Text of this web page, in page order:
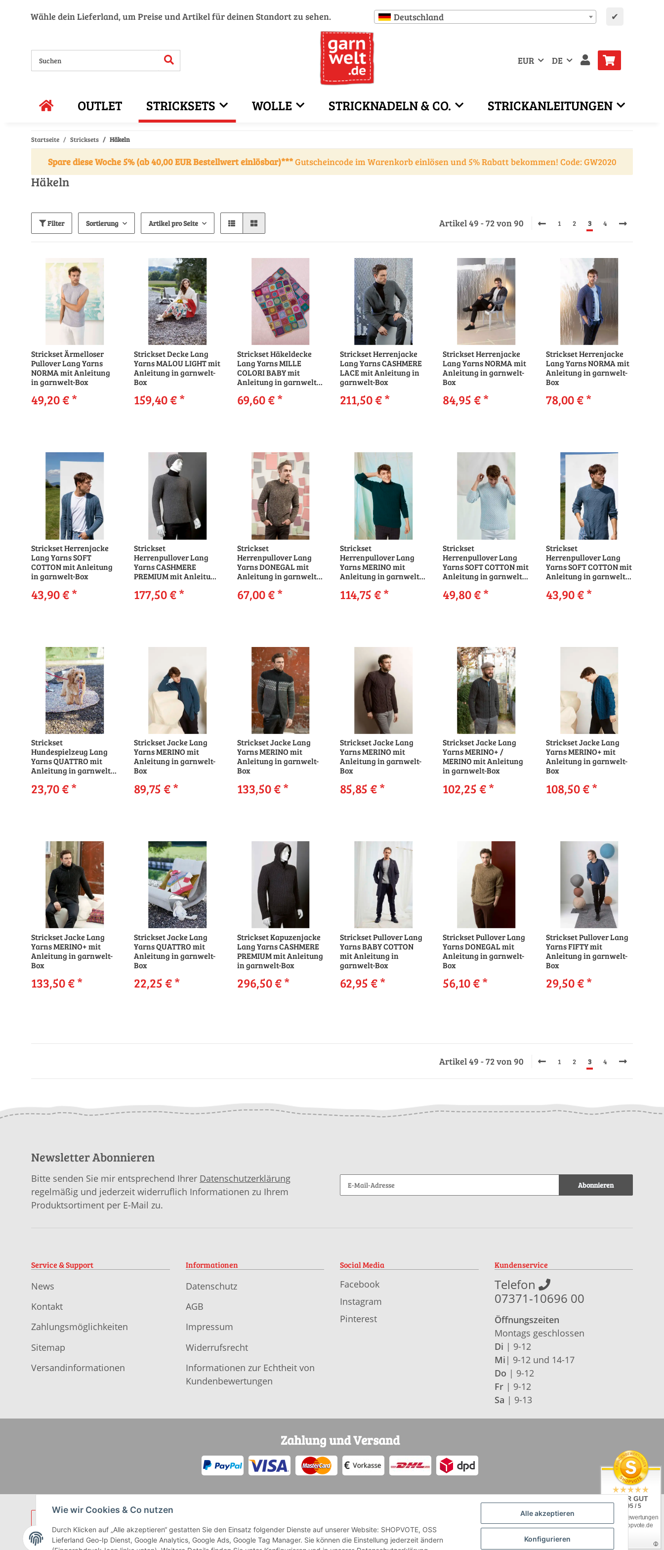
Wähle dein Lieferland, um Preise und Artikel für deinen Standort zu sehen. Deutschland ✔
EUR DE
OUTLET STRICKSETS WOLLE STRICKNADELN & CO. STRICKANLEITUNGEN
Startseite Stricksets Häkeln
Spare diese Woche 5% (ab 40,00 EUR Bestellwert einlösbar)***Gutscheincode im Warenkorb einlösen und 5% Rabatt bekommen! Code: GW2020
Häkeln
Filter Sortierung Artikel pro Seite Artikel 49 - 72 von 90 1 2 3 4
Strickset Ärmelloser
Pullover Lang Yarns
NORMA mit Anleitung
in garnwelt-Box
49,20 €*
Strickset Decke Lang
Yarns MALOU LIGHT mit
Anleitung in garnwelt-
Box
159,40 €*
Strickset Häkeldecke
Lang Yarns MILLE
COLORI BABY mit
Anleitung in garnwelt-
69,60 €*
Strickset Herrenjacke
Lang Yarns CASHMERE
LACE mit Anleitung in
garnwelt-Box
211,50 €*
Strickset Herrenjacke
Lang Yarns NORMA mit
Anleitung in garnwelt-
Box
84,95 €*
Strickset Herrenjacke
Lang Yarns NORMA mit
Anleitung in garnwelt-
Box
78,00 €*
Strickset Herrenjacke
Lang Yarns SOFT
COTTON mit Anleitung
in garnwelt-Box
43,90 €*
Strickset
Herrenpullover Lang
Yarns CASHMERE
PREMIUM mit Anleitung
177,50 €*
Strickset
Herrenpullover Lang
Yarns DONEGAL mit
Anleitung in garnwelt-
67,00 €*
Strickset
Herrenpullover Lang
Yarns MERINO mit
Anleitung in garnwelt-
114,75 €*
Strickset
Herrenpullover Lang
Yarns SOFT COTTON mit
Anleitung in garnwelt-
49,80 €*
Strickset
Herrenpullover Lang
Yarns SOFT COTTON mit
Anleitung in garnwelt-
43,90 €*
Strickset
Hundespielzeug Lang
Yarns QUATTRO mit
Anleitung in garnwelt-
23,70 €*
Strickset Jacke Lang
Yarns MERINO mit
Anleitung in garnwelt-
Box
89,75 €*
Strickset Jacke Lang
Yarns MERINO mit
Anleitung in garnwelt-
Box
133,50 €*
Strickset Jacke Lang
Yarns MERINO mit
Anleitung in garnwelt-
Box
85,85 €*
Strickset Jacke Lang
Yarns MERINO+ /
MERINO mit Anleitung
in garnwelt-Box
102,25 €*
Strickset Jacke Lang
Yarns MERINO+ mit
Anleitung in garnwelt-
Box
108,50 €*
Strickset Jacke Lang
Yarns MERINO+ mit
Anleitung in garnwelt-
Box
133,50 €*
Strickset Jacke Lang
Yarns QUATTRO mit
Anleitung in garnwelt-
Box
22,25 €*
Strickset Kapuzenjacke
Lang Yarns CASHMERE
PREMIUM mit Anleitung
in garnwelt-Box
296,50 €*
Strickset Pullover Lang
Yarns BABY COTTON
mit Anleitung in
garnwelt-Box
62,95 €*
Strickset Pullover Lang
Yarns DONEGAL mit
Anleitung in garnwelt-
Box
56,10 €*
Strickset Pullover Lang
Yarns FIFTY mit
Anleitung in garnwelt-
Box
29,50 €*
Artikel 49 - 72 von 90 1 2 3 4
Newsletter Abonnieren
Bitte senden Sie mir entsprechend Ihrer Datenschutzerklärung
regelmäßig und jederzeit widerruflich Informationen zu Ihrem
Produktsortiment per E-Mail zu.
Abonnieren
Service & Support
News
Kontakt
Zahlungsmöglichkeiten
Sitemap
Versandinformationen
Informationen
Datenschutz
AGB
Impressum
Widerrufsrecht
Informationen zur Echtheit von
Kundenbewertungen
Social Media
Facebook
Instagram
Pinterest
Kundenservice
Telefon
07371-10696 00
Öffnungszeiten
Montags geschlossen
Di | 9-12
Mi | 9-12 und 14-17
Do | 9-12
Fr| 9-12
Sa | 9-13
Zahlung und Versand
* Alle Preise inkl. gesetzlicher USt., zzgl.Versand
Wie wir Cookies & Co nutzen
Durch Klicken auf „Alle akzeptieren“ gestatten Sie den Einsatz folgender Dienste auf unserer Website: SHOPVOTE, OSS
Lieferland Geo-Ip Dienst, Google Analytics, Google Ads, Google Tag Manager. Sie können die Einstellung jederzeit ändern
Alle akzeptieren
Konfigurieren
SEHR GUT
4.95 / 5
aus 92 Bewertungen
bei: shopvote.de